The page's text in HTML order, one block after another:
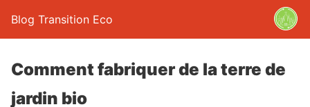
Blog Transition Eco
Comment fabriquer de la terre de
jardin bio